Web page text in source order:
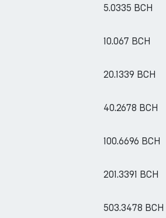
5.0335 BCH
10.067 BCH
20.1339 BCH
40.2678 BCH
100.6696 BCH
201.3391 BCH
503.3478 BCH